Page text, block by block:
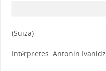
(Suiza)
Intérpretes: Antonin